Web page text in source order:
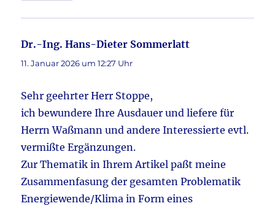
Dr.-Ing. Hans-Dieter Sommerlatt
11. Januar 2026 um 12:27 Uhr
Sehr geehrter Herr Stoppe,
ich bewundere Ihre Ausdauer und liefere für
Herrn Waßmann und andere Interessierte evtl.
vermißte Ergänzungen.
Zur Thematik in Ihrem Artikel paßt meine
Zusammenfasung der gesamten Problematik
Energiewende/Klima in Form eines